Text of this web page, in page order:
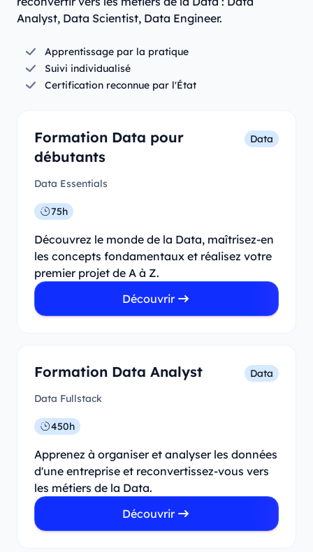
Analyst, Data Scientist, Data Engineer.
Apprentissage par la pratique
Suivi individualisé
Certification reconnue par l'État
Formation Data pour
débutants
Data
Data Essentials
75h
Découvrez le monde de la Data, maîtrisez-en
les concepts fondamentaux et réalisez votre
premier projet de A à Z.
Découvrir
Formation Data Analyst
Data
Data Fullstack
450h
Apprenez à organiser et analyser les données
d'une entreprise et reconvertissez-vous vers
les métiers de la Data.
Découvrir